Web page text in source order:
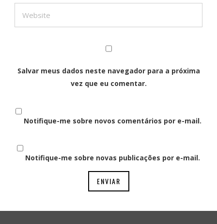
Salvar meus dados neste navegador para a próxima
vez que eu comentar.
Notifique-me sobre novos comentários por e-mail.
Notifique-me sobre novas publicações por e-mail.